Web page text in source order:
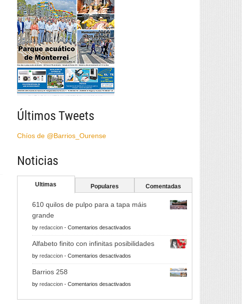
Últimos Tweets
Chíos de @Barrios_Ourense
Noticias
Ultimas Populares Comentadas
610 quilos de pulpo para a tapa máis
grande
by redaccion - Comentarios desactivados
610
Alfabeto finito con infinitas posibilidades
by redaccion - Comentarios desactivados
Alfabeto
infinitas
Barrios 258
by redaccion - Comentarios desactivados